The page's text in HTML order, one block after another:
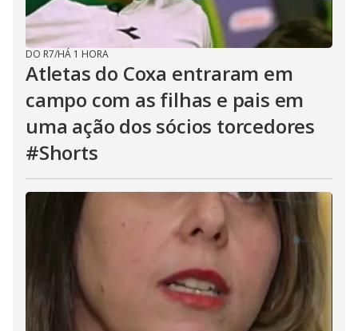
DO R7/HÁ 1 HORA
Atletas do Coxa entraram em
campo com as filhas e pais em
uma ação dos sócios torcedores
#Shorts